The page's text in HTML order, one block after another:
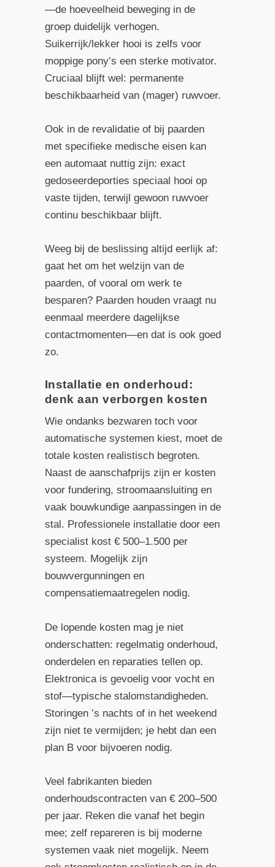
—de hoeveelheid beweging in de
groep duidelijk verhogen.
Suikerrijk/lekker hooi is zelfs voor
moppige pony’s een sterke motivator.
Cruciaal blijft wel: permanente
beschikbaarheid van (mager) ruwvoer.
Ook in de revalidatie of bij paarden
met specifieke medische eisen kan
een automaat nuttig zijn: exact
gedoseerdeporties speciaal hooi op
vaste tijden, terwijl gewoon ruwvoer
continu beschikbaar blijft.
Weeg bij de beslissing altijd eerlijk af:
gaat het om het welzijn van de
paarden, of vooral om werk te
besparen? Paarden houden vraagt nu
eenmaal meerdere dagelijkse
contactmomenten—en dat is ook goed
zo.
Installatie en onderhoud:
denk aan verborgen kosten
Wie ondanks bezwaren toch voor
automatische systemen kiest, moet de
totale kosten realistisch begroten.
Naast de aanschafprijs zijn er kosten
voor fundering, stroomaansluiting en
vaak bouwkundige aanpassingen in de
stal. Professionele installatie door een
specialist kost € 500–1.500 per
systeem. Mogelijk zijn
bouwvergunningen en
compensatiemaatregelen nodig.
De lopende kosten mag je niet
onderschatten: regelmatig onderhoud,
onderdelen en reparaties tellen op.
Elektronica is gevoelig voor vocht en
stof—typische stalomstandigheden.
Storingen ’s nachts of in het weekend
zijn niet te vermijden; je hebt dan een
plan B voor bijvoeren nodig.
Veel fabrikanten bieden
onderhoudscontracten van € 200–500
per jaar. Reken die vanaf het begin
mee; zelf repareren is bij moderne
systemen vaak niet mogelijk. Neem